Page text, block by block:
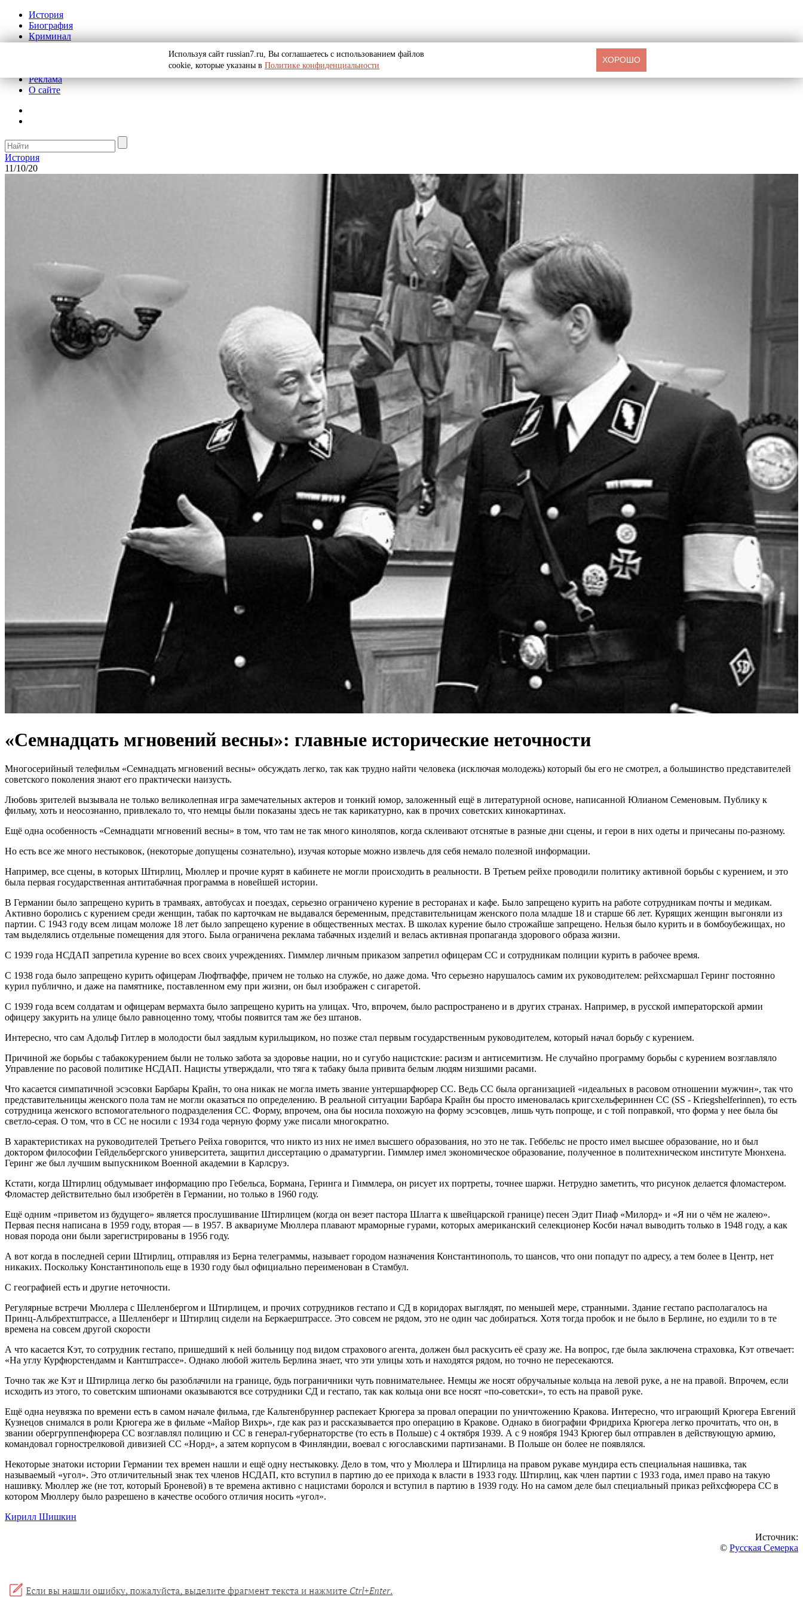
История
Биография
Криминал
Реклама
О сайте
История
11/10/20
«Семнадцать мгновений весны»: главные исторические неточности
Многосерийный телефильм «Семнадцать мгновений весны» обсуждать легко, так как трудно найти человека (исключая молодежь) который бы его не смотрел, а большинство представителей
советского поколения знают его практически наизусть.
Любовь зрителей вызывала не только великолепная игра замечательных актеров и тонкий юмор, заложенный ещё в литературной основе, написанной Юлианом Семеновым. Публику к
фильму, хоть и неосознанно, привлекало то, что немцы были показаны здесь не так карикатурно, как в прочих советских кинокартинах.
Ещё одна особенность «Семнадцати мгновений весны» в том, что там не так много киноляпов, когда склеивают отснятые в разные дни сцены, и герои в них одеты и причесаны по-разному.
Но есть все же много нестыковок, (некоторые допущены сознательно), изучая которые можно извлечь для себя немало полезной информации.
Например, все сцены, в которых Штирлиц, Мюллер и прочие курят в кабинете не могли происходить в реальности. В Третьем рейхе проводили политику активной борьбы с курением, и это
была первая государственная антитабачная программа в новейшей истории.
В Германии было запрещено курить в трамваях, автобусах и поездах, серьезно ограничено курение в ресторанах и кафе. Было запрещено курить на работе сотрудникам почты и медикам.
Активно боролись с курением среди женщин, табак по карточкам не выдавался беременным, представительницам женского пола младше 18 и старше 66 лет. Курящих женщин выгоняли из
партии. С 1943 году всем лицам моложе 18 лет было запрещено курение в общественных местах. В школах курение было строжайше запрещено. Нельзя было курить и в бомбоубежищах, но
там выделялись отдельные помещения для этого. Была ограничена реклама табачных изделий и велась активная пропаганда здорового образа жизни.
С 1939 года НСДАП запретила курение во всех своих учреждениях. Гиммлер личным приказом запретил офицерам СС и сотрудникам полиции курить в рабочее время.
С 1938 года было запрещено курить офицерам Люфтваффе, причем не только на службе, но даже дома. Что серьезно нарушалось самим их руководителем: рейхсмаршал Геринг постоянно
курил публично, и даже на памятнике, поставленном ему при жизни, он был изображен с сигаретой.
С 1939 года всем солдатам и офицерам вермахта было запрещено курить на улицах. Что, впрочем, было распространено и в других странах. Например, в русской императорской армии
офицеру закурить на улице было равноценно тому, чтобы появится там же без штанов.
Интересно, что сам Адольф Гитлер в молодости был заядлым курильщиком, но позже стал первым государственным руководителем, который начал борьбу с курением.
Причиной же борьбы с табакокурением были не только забота за здоровье нации, но и сугубо нацистские: расизм и антисемитизм. Не случайно программу борьбы с курением возглавляло
Управление по расовой политике НСДАП. Нацисты утверждали, что тяга к табаку была привита белым людям низшими расами.
Что касается симпатичной эсэсовки Барбары Крайн, то она никак не могла иметь звание унтершарфюрер СС. Ведь СС была организацией «идеальных в расовом отношении мужчин», так что
представительницы женского пола там не могли оказаться по определению. В реальной ситуации Барбара Крайн бы просто именовалась кригсхельфериннен СС (SS - Kriegshelferinnen), то есть
сотрудница женского вспомогательного подразделения СС. Форму, впрочем, она бы носила похожую на форму эсэсовцев, лишь чуть попроще, и с той поправкой, что форма у нее была бы
светло-серая. О том, что в СС не носили с 1934 года черную форму уже писали многократно.
В характеристиках на руководителей Третьего Рейха говорится, что никто из них не имел высшего образования, но это не так. Геббельс не просто имел высшее образование, но и был
доктором философии Гейдельбергского университета, защитил диссертацию о драматургии. Гиммлер имел экономическое образование, полученное в политехническом институте Мюнхена.
Геринг же был лучшим выпускником Военной академии в Карлсруэ.
Кстати, когда Штирлиц обдумывает информацию про Гебельса, Бормана, Геринга и Гиммлера, он рисует их портреты, точнее шаржи. Нетрудно заметить, что рисунок делается фломастером.
Фломастер действительно был изобретён в Германии, но только в 1960 году.
Ещё одним «приветом из будущего» является прослушивание Штирлицем (когда он везет пастора Шлагга к швейцарской границе) песен Эдит Пиаф «Милорд» и «Я ни о чём не жалею».
Первая песня написана в 1959 году, вторая — в 1957. В аквариуме Мюллера плавают мраморные гурами, которых американский селекционер Косби начал выводить только в 1948 году, а как
новая порода они были зарегистрированы в 1956 году.
А вот когда в последней серии Штирлиц, отправляя из Берна телеграммы, называет городом назначения Константинополь, то шансов, что они попадут по адресу, а тем более в Центр, нет
никаких. Поскольку Константинополь еще в 1930 году был официально переименован в Стамбул.
С географией есть и другие неточности.
Регулярные встречи Мюллера с Шелленбергом и Штирлицем, и прочих сотрудников гестапо и СД в коридорах выглядят, по меньшей мере, странными. Здание гестапо располагалось на
Принц-Альбрехтштрассе, а Шелленберг и Штирлиц сидели на Беркаерштрассе. Это совсем не рядом, это не один час добираться. Хотя тогда пробок и не было в Берлине, но ездили то в те
времена на совсем другой скорости
А что касается Кэт, то сотрудник гестапо, пришедший к ней больницу под видом страхового агента, должен был раскусить её сразу же. На вопрос, где была заключена страховка, Кэт отвечает:
«На углу Курфюрстендамм и Кантштрассе». Однако любой житель Берлина знает, что эти улицы хоть и находятся рядом, но точно не пересекаются.
Точно так же Кэт и Штирлица легко бы разоблачили на границе, будь пограничники чуть повнимательнее. Немцы же носят обручальные кольца на левой руке, а не на правой. Впрочем, если
исходить из этого, то советским шпионами оказываются все сотрудники СД и гестапо, так как кольца они все носят «по-советски», то есть на правой руке.
Ещё одна неувязка по времени есть в самом начале фильма, где Кальтенбруннер распекает Крюгера за провал операции по уничтожению Кракова. Интересно, что играющий Крюгера Евгений
Кузнецов снимался в роли Крюгера же в фильме «Майор Вихрь», где как раз и рассказывается про операцию в Кракове. Однако в биографии Фридриха Крюгера легко прочитать, что он, в
звании обергруппенфюрера СС возглавлял полицию и СС в генерал-губернаторстве (то есть в Польше) с 4 октября 1939. А с 9 ноября 1943 Крюгер был отправлен в действующую армию,
командовал горнострелковой дивизией СС «Норд», а затем корпусом в Финляндии, воевал с югославскими партизанами. В Польше он более не появлялся.
Некоторые знатоки истории Германии тех времен нашли и ещё одну нестыковку. Дело в том, что у Мюллера и Штирлица на правом рукаве мундира есть специальная нашивка, так
называемый «угол». Это отличительный знак тех членов НСДАП, кто вступил в партию до ее прихода к власти в 1933 году. Штирлиц, как член партии с 1933 года, имел право на такую
нашивку. Мюллер же (не тот, который Броневой) в те времена активно с нацистами боролся и вступил в партию в 1939 году. Но на самом деле был специальный приказ рейхсфюрера СС в
котором Мюллеру было разрешено в качестве особого отличия носить «угол».
Кирилл Шишкин
Источник:
© Русская Семерка
Используя сайт russian7.ru, Вы соглашаетесь с использованием файлов
cookie, которые указаны в Политике конфиденциальности
ХОРОШО